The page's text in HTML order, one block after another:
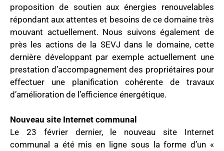
proposition de soutien aux énergies renouvelables
répondant aux attentes et besoins de ce domaine très
mouvant actuellement. Nous suivons également de
près les actions de la SEVJ dans le domaine, cette
dernière développant par exemple actuellement une
prestation d’accompagnement des propriétaires pour
effectuer une planification cohérente de travaux
d’amélioration de l’efficience énergétique.
Nouveau site Internet communal
Le 23 février dernier, le nouveau site Internet
communal a été mis en ligne sous la forme d’un «